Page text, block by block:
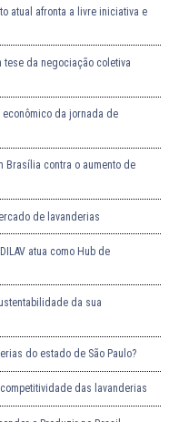
atual afronta a livre iniciativa e
tese da negociação coletiva
da jornada de
Brasília contra o aumento de
de lavanderias
atua como Hub de
da sua
do estado de São Paulo?
das lavanderias